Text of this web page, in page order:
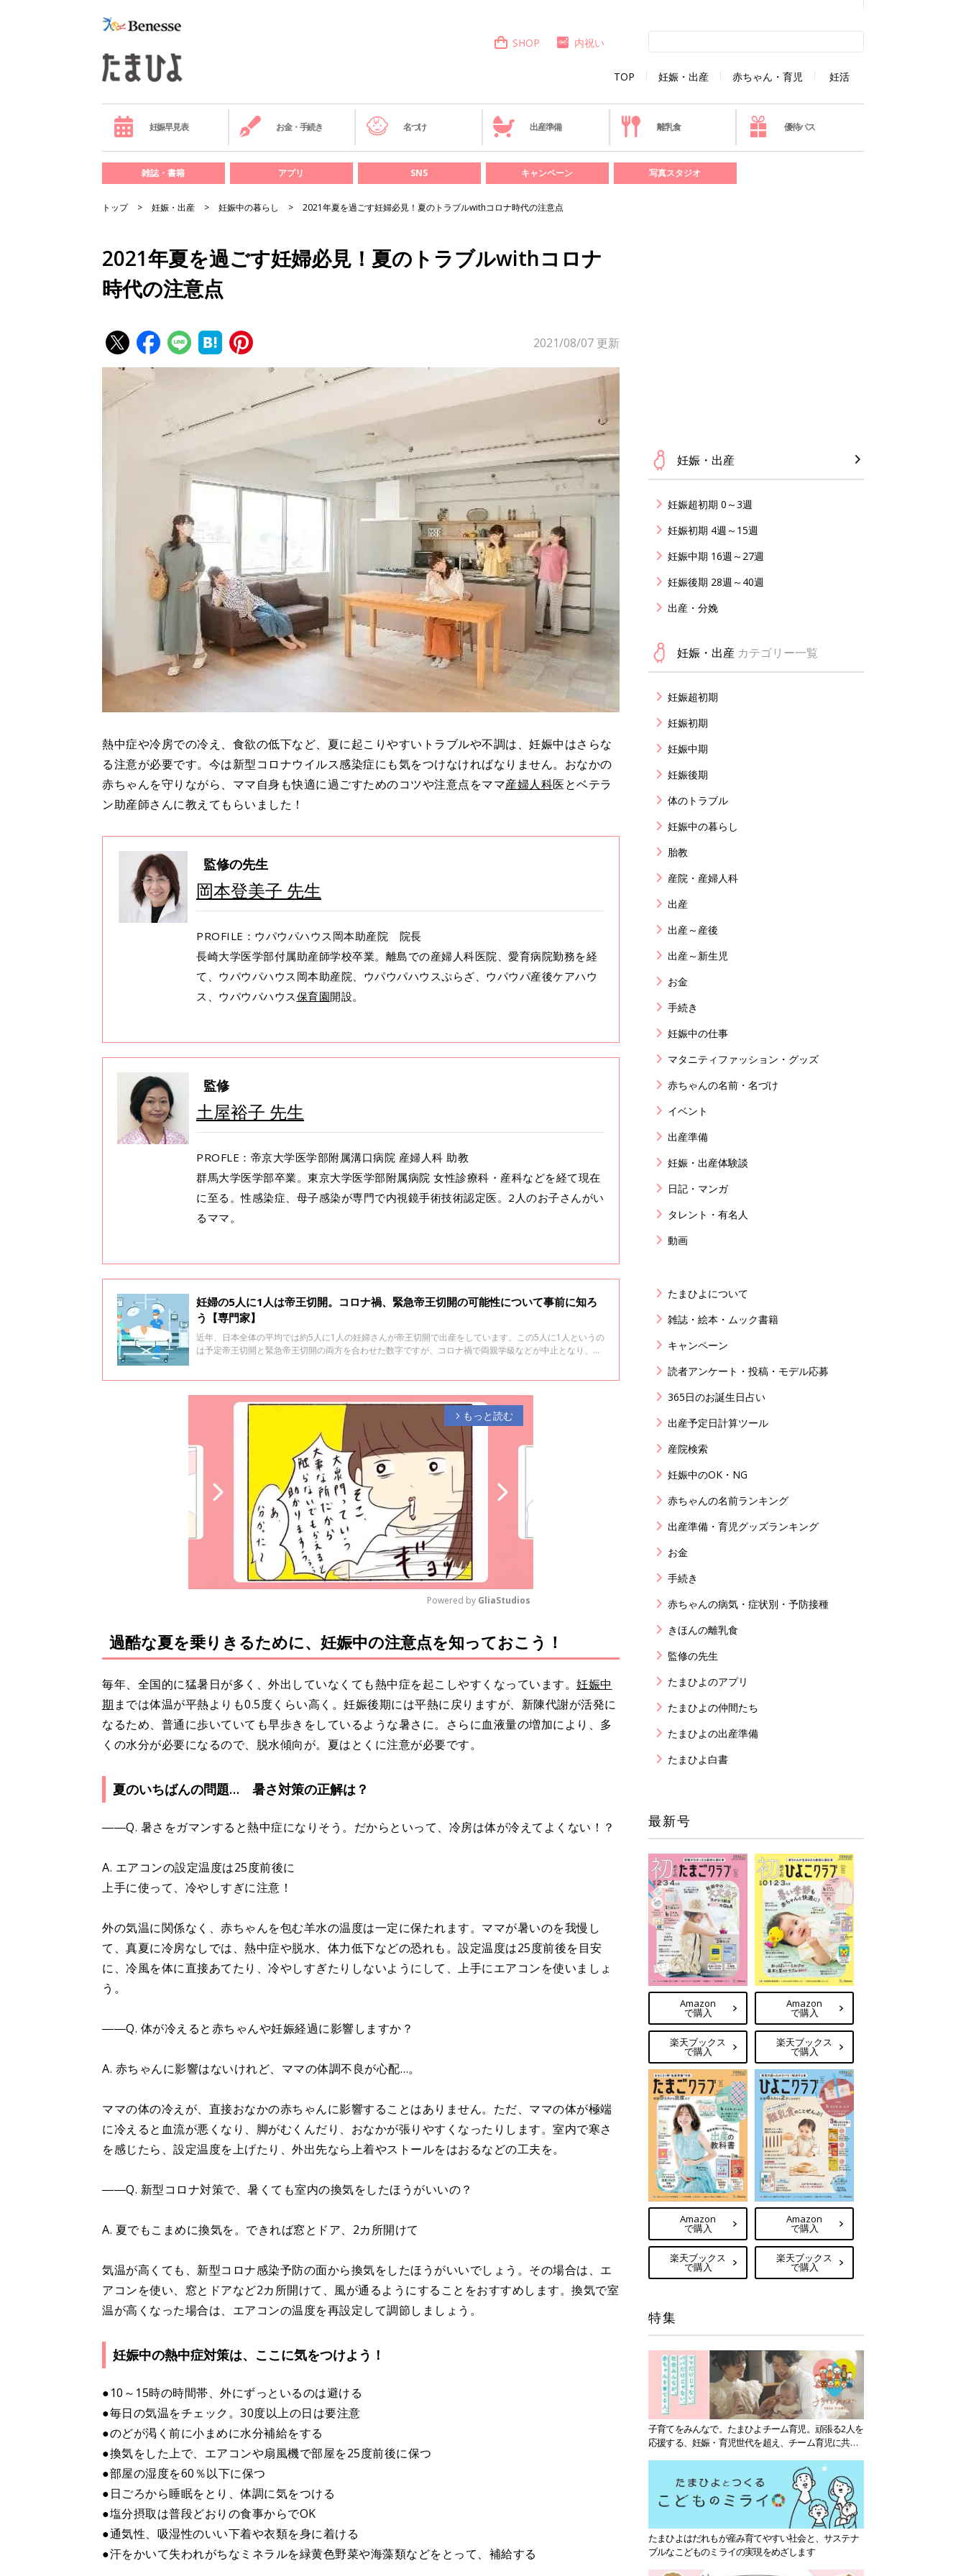
TOP 妊娠・出産 赤ちゃん・育児 妊活
SHOP 内祝い
妊娠早見表 お金・手続き 名づけ 出産準備 離乳食 優待パス
雑誌・書籍 アプリ SNS キャンペーン 写真スタジオ
トップ 妊娠・出産 妊娠中の暮らし 2021年夏を過ごす妊婦必見！夏のトラブルwithコロナ時代の注意点
2021年夏を過ごす妊婦必見！夏のトラブルwithコロナ
時代の注意点
2021/08/07 更新
熱中症や冷房での冷え、食欲の低下など、夏に起こりやすいトラブルや不調は、妊娠中はさらな
る注意が必要です。今は新型コロナウイルス感染症にも気をつけなければなりません。おなかの
赤ちゃんを守りながら、ママ自身も快適に過ごすためのコツや注意点をママ産婦人科医とベテラ
ン助産師さんに教えてもらいました！
監修の先生
岡本登美子 先生
PROFILE：ウパウパハウス岡本助産院 院長
長崎大学医学部付属助産師学校卒業。離島での産婦人科医院、愛育病院勤務を経
て、ウパウパハウス岡本助産院、ウパウパハウスぷらざ、ウパウパ産後ケアハウ
ス、ウパウパハウス保育園開設。
監修
土屋裕子 先生
PROFLE：帝京大学医学部附属溝口病院 産婦人科 助教
群馬大学医学部卒業。東京大学医学部附属病院 女性診療科・産科などを経て現在
に至る。性感染症、母子感染が専門で内視鏡手術技術認定医。2人のお子さんがい
るママ。
妊婦の5人に1人は帝王切開。コロナ禍、緊急帝王切開の可能性について事前に知ろ
う【専門家】
近年、日本全体の平均では約5人に1人の妊婦さんが帝王切開で出産をしています。この5人に1人というの
は予定帝王切開と緊急帝王切開の両方を合わせた数字ですが、コロナ禍で両親学級などが中止となり、正
arrow_forward_ios もっと読む
M
u
t
e
Powered by GliaStudios
過酷な夏を乗りきるために、妊娠中の注意点を知っておこう！
毎年、全国的に猛暑日が多く、外出していなくても熱中症を起こしやすくなっています。 妊娠中
期 までは体温が平熱よりも0.5度くらい高く。妊娠後期には平熱に戻りますが、新陳代謝が活発に
なるため、普通に歩いていても早歩きをしているような暑さに。さらに血液量の増加により、多
くの水分が必要になるので、脱水傾向が。夏はとくに注意が必要です。
夏のいちばんの問題… 暑さ対策の正解は？
――Q. 暑さをガマンすると熱中症になりそう。だからといって、冷房は体が冷えてよくない！？
A. エアコンの設定温度は25度前後に
上手に使って、冷やしすぎに注意！
外の気温に関係なく、赤ちゃんを包む羊水の温度は一定に保たれます。ママが暑いのを我慢し
て、真夏に冷房なしでは、熱中症や脱水、体力低下などの恐れも。設定温度は25度前後を目安
に、冷風を体に直接あてたり、冷やしすぎたりしないようにして、上手にエアコンを使いましょ
う。
――Q. 体が冷えると赤ちゃんや妊娠経過に影響しますか？
A. 赤ちゃんに影響はないけれど、ママの体調不良が心配…。
ママの体の冷えが、直接おなかの赤ちゃんに影響することはありません。ただ、ママの体が極端
に冷えると血流が悪くなり、脚がむくんだり、おなかが張りやすくなったりします。室内で寒さ
を感じたら、設定温度を上げたり、外出先なら上着やストールをはおるなどの工夫を。
――Q. 新型コロナ対策で、暑くても室内の換気をしたほうがいいの？
A. 夏でもこまめに換気を。できれば窓とドア、2カ所開けて
気温が高くても、新型コロナ感染予防の面から換気をしたほうがいいでしょう。その場合は、エ
アコンを使い、窓とドアなど2カ所開けて、風が通るようにすることをおすすめします。換気で室
温が高くなった場合は、エアコンの温度を再設定して調節しましょう。
妊娠中の熱中症対策は、ここに気をつけよう！
●10～15時の時間帯、外にずっといるのは避ける
●毎日の気温をチェック。30度以上の日は要注意
●のどが渇く前に小まめに水分補給をする
●換気をした上で、エアコンや扇風機で部屋を25度前後に保つ
●部屋の湿度を60％以下に保つ
●日ごろから睡眠をとり、体調に気をつける
●塩分摂取は普段どおりの食事からでOK
●通気性、吸湿性のいい下着や衣類を身に着ける
●汗をかいて失われがちなミネラルを緑黄色野菜や海藻類などをとって、補給する
妊娠・出産
妊娠超初期 0～3週
妊娠初期 4週～15週
妊娠中期 16週～27週
妊娠後期 28週～40週
出産・分娩
妊娠・出産 カテゴリー一覧
妊娠超初期
妊娠初期
妊娠中期
妊娠後期
体のトラブル
妊娠中の暮らし
胎教
産院・産婦人科
出産
出産～産後
出産～新生児
お金
手続き
妊娠中の仕事
マタニティファッション・グッズ
赤ちゃんの名前・名づけ
イベント
出産準備
妊娠・出産体験談
日記・マンガ
タレント・有名人
動画
たまひよについて
雑誌・絵本・ムック書籍
キャンペーン
読者アンケート・投稿・モデル応募
365日のお誕生日占い
出産予定日計算ツール
産院検索
妊娠中のOK・NG
赤ちゃんの名前ランキング
出産準備・育児グッズランキング
お金
手続き
赤ちゃんの病気・症状別・予防接種
きほんの離乳食
監修の先生
たまひよのアプリ
たまひよの仲間たち
たまひよの出産準備
たまひよ白書
最新号
Amazon
で購入
楽天ブックス
で購入
Amazon
で購入
楽天ブックス
で購入
Amazon
で購入
楽天ブックス
で購入
Amazon
で購入
楽天ブックス
で購入
特集
子育てをみんなで。たまひよチーム育児。頑張る2人を
応援する、妊娠・育児世代を超え、チーム育児に共感
たまひよはだれもが産み育てやすい社会と、サステナ
ブルなこどものミライの実現をめざします